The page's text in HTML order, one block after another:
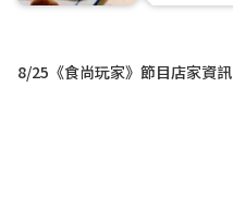
8/25《食尚玩家》節目店家資訊